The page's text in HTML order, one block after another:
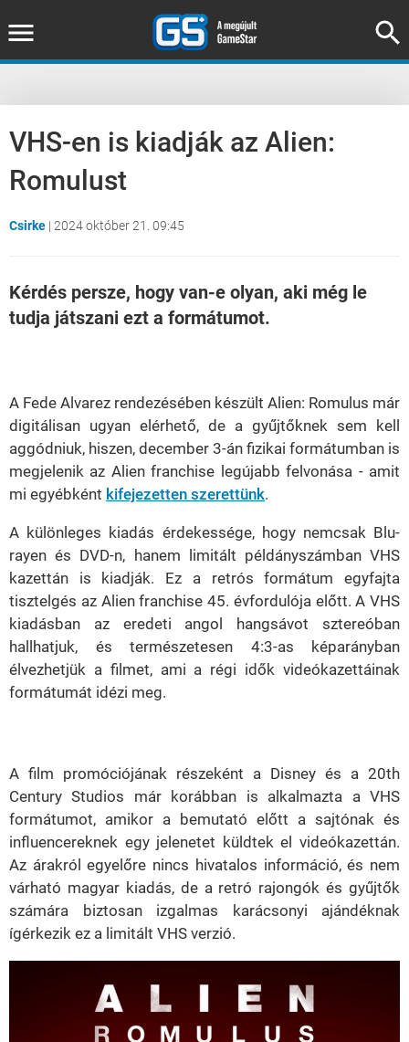
VHS-en is kiadják az Alien:
Romulust
Csirke | 2024 október 21. 09:45
Kérdés persze, hogy van-e olyan, aki még le
tudja játszani ezt a formátumot.
A Fede Alvarez rendezésében készült Alien: Romulus már
digitálisan ugyan elérhető, de a gyűjtőknek sem kell
aggódniuk, hiszen, december 3-án fizikai formátumban is
megjelenik az Alien franchise legújabb felvonása - amit
mi egyébként kifejezetten szerettünk.
A különleges kiadás érdekessége, hogy nemcsak Blu-
rayen és DVD-n, hanem limitált példányszámban VHS
kazettán is kiadják. Ez a retrós formátum egyfajta
tisztelgés az Alien franchise 45. évfordulója előtt. A VHS
kiadásban az eredeti angol hangsávot sztereóban
hallhatjuk, és természetesen 4:3-as képarányban
élvezhetjük a filmet, ami a régi idők videókazettáinak
formátumát idézi meg.
A film promóciójának részeként a Disney és a 20th
Century Studios már korábban is alkalmazta a VHS
formátumot, amikor a bemutató előtt a sajtónak és
influencereknek egy jelenetet küldtek el videókazettán.
Az árakról egyelőre nincs hivatalos információ, és nem
várható magyar kiadás, de a retró rajongók és gyűjtők
számára biztosan izgalmas karácsonyi ajándéknak
ígérkezik ez a limitált VHS verzió.